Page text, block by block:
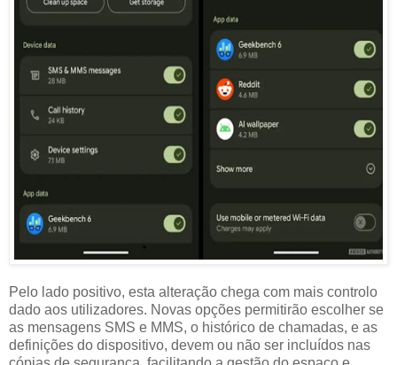
Pelo lado positivo, esta alteração chega com mais controlo
dado aos utilizadores. Novas opções permitirão escolher se
as mensagens SMS e MMS, o histórico de chamadas, e as
definições do dispositivo, devem ou não ser incluídos nas